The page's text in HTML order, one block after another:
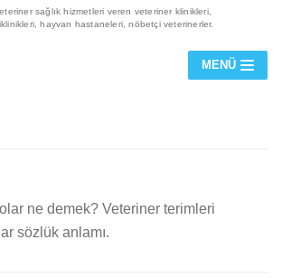
sağlık hizmetleri veren veteriner klinikleri,
hayvan hastaneleri, nöbetçi veterinerler.
MENÜ
ne demek? Veteriner terimleri
sözlük anlamı.